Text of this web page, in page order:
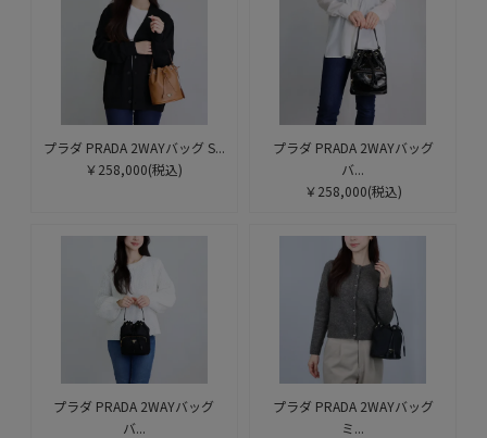
プラダ PRADA 2WAYバッグ S...
￥258,000(税込)
プラダ PRADA 2WAYバッグ
バ...
￥258,000(税込)
プラダ PRADA 2WAYバッグ
バ...
プラダ PRADA 2WAYバッグ
ミ...